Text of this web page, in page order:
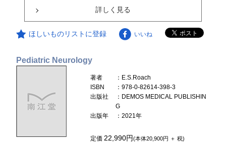
詳しく見る
ほしいものリストに登録 いいね
Pediatric Neurology
著者
：E.S.Roach
ISBN
：978-0-82614-398-3
出版社
：DEMOS MEDICAL PUBLISHIN
G
出版年
：2021年
定価22,990円(本体20,900円 ＋ 税)